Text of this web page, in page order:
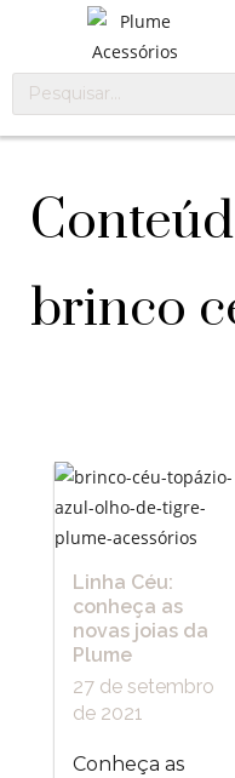
brinco
Linha Céu:
conheça as
novas joias da
Plume
27 de setembro
de 2021
Conheça as